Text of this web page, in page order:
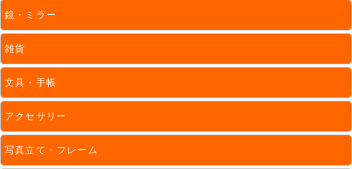
鏡・ミラー
雑貨
文具・手帳
アクセサリー
写真立て・フレーム